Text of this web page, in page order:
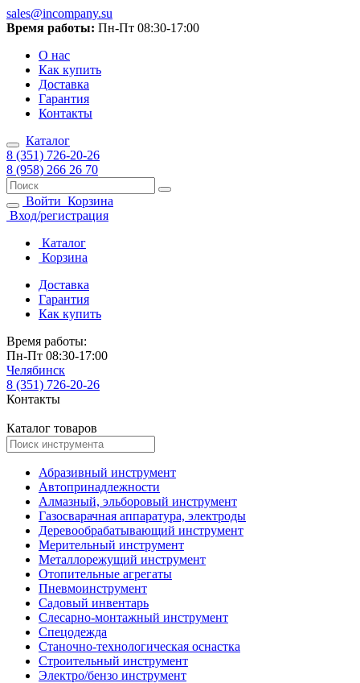
sales@incompany.su
Время работы: Пн-Пт 08:30-17:00
О нас
Как купить
Доставка
Гарантия
Контакты
Каталог
8 (351) 726-20-26
8 (958) 266 26 70
Войти Корзина
Вход/регистрация
Каталог
Корзина
Доставка
Гарантия
Как купить
Время работы:
Пн-Пт 08:30-17:00
Челябинск
8 (351) 726-20-26
Контакты
Каталог товаров
Абразивный инструмент
Автопринадлежности
Алмазный, эльборовый инструмент
Газосварачная аппаратура, электроды
Деревообрабатывающий инструмент
Мерительный инструмент
Металлорежущий инструмент
Отопительные агрегаты
Пневмоинструмент
Садовый инвентарь
Слесарно-монтажный инструмент
Спецодежда
Станочно-технологическая оснастка
Строительный инструмент
Электро/бензо инструмент